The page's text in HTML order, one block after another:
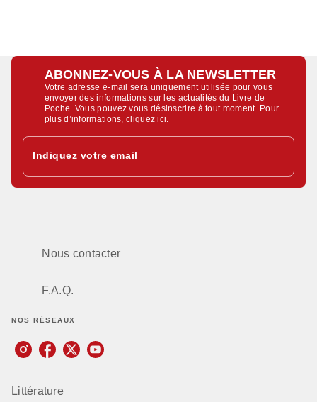
ABONNEZ-VOUS À LA NEWSLETTER
Votre adresse e-mail sera uniquement utilisée pour vous
envoyer des informations sur les actualités du Livre de
Poche. Vous pouvez vous désinscrire à tout moment. Pour
plus d’informations,cliquez ici
Indiquez votre email
Nous contacter
F.A.Q.
NOS RÉSEAUX
Littérature